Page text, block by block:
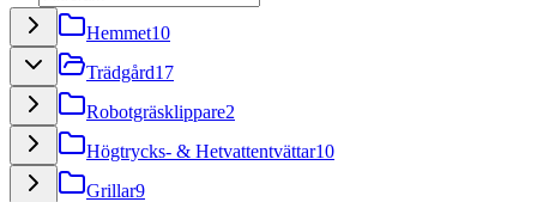
Hemmet10
Trädgård17
Robotgräsklippare2
Högtrycks- & Hetvattentvättar10
Grillar9